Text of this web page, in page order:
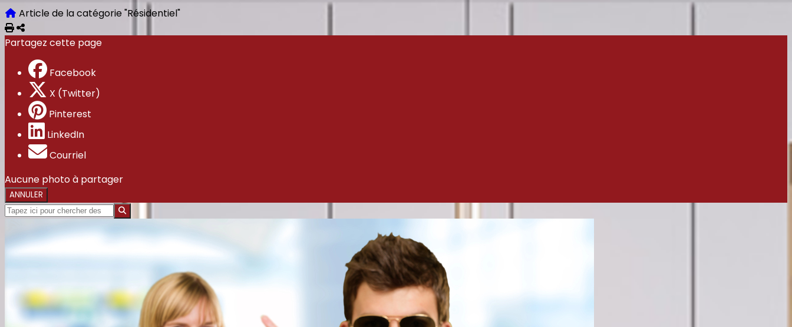
Article de la catégorie "Résidentiel"
Imprimer
Partager
Partagez cette page
Facebook
X (Twitter)
Pinterest
LinkedIn
Courriel
Aucune photo à partager
ANNULER